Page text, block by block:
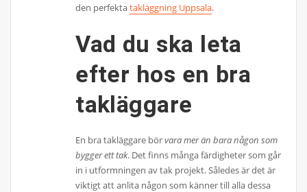
den perfektatakläggning Uppsala.
Vad du ska leta
efter hos en bra
takläggare
En bra takläggare börvara mer än bara någon som
bygger ett tak. Det finns många färdigheter som går
in i utformningen av tak projekt. Således är det är
viktigt att anlita någon som känner till alla dessa